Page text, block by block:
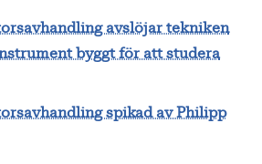
avslöjar tekniken
byggt för att studera
spikad av Philipp